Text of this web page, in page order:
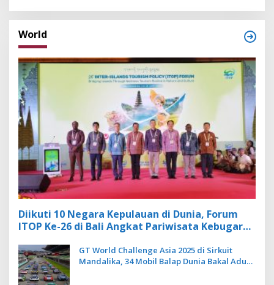
World
Diikuti 10 Negara Kepulauan di Dunia, Forum
ITOP Ke-26 di Bali Angkat Pariwisata Kebugaran
GT World Challenge Asia 2025 di Sirkuit
Mandalika, 34 Mobil Balap Dunia Bakal Adu